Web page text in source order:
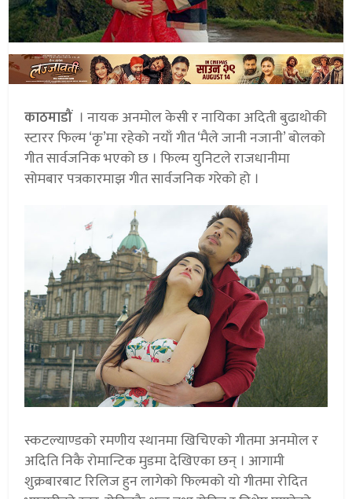
काठमाडौं । नायक अनमोल केसी र नायिका अदिती बुढाथोकी
स्टारर फिल्म ‘कृ’मा रहेको नयाँ गीत ‘मैले जानी नजानी’ बोलको
गीत सार्वजनिक भएको छ । फिल्म युनिटले राजधानीमा
सोमबार पत्रकारमाझ गीत सार्वजनिक गरेको हो ।
स्कटल्याण्डको रमणीय स्थानमा खिचिएको गीतमा अनमोल र
अदिति निकै रोमान्टिक मुडमा देखिएका छन् । आगामी
शुक्रबारबाट रिलिज हुन लागेको फिल्मको यो गीतमा रोदित